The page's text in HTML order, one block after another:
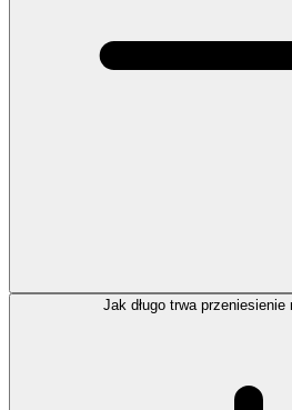
Jak długo trwa